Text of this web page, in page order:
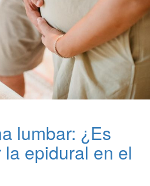
lumbar: ¿Es
epidural en el